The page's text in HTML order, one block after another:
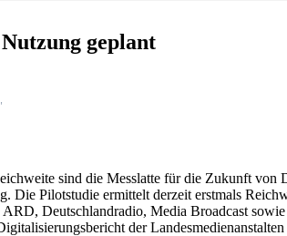
geplant
sind die Messlatte für die Zukunft
Die Pilotstudie ermittelt derzeit erstmals
ARD, Deutschlandradio, Media Broadcast
der